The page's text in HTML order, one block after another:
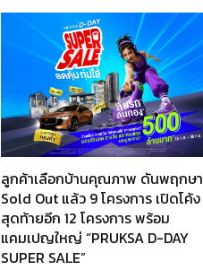
ลูกค้าเลือกบ้านคุณภาพ ดันพฤกษา
Sold Out แล้ว 9 โครงการ เปิดโค้ง
สุดท้ายอีก 12 โครงการ พร้อม
แคมเปญใหญ่ “PRUKSA D-DAY
SUPER SALE”